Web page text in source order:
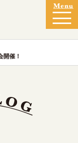
催！